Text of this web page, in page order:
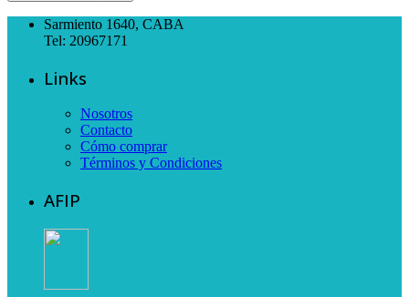
Sarmiento 1640, CABA
Tel: 20967171
Links
Nosotros
Contacto
Cómo comprar
Términos y Condiciones
AFIP